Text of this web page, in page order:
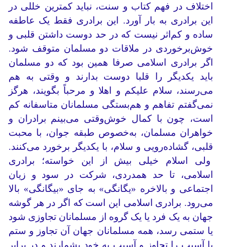
اختلاف در فهم کتاب و سنت، نباید کمترین خللی در
این برادری به بار آورد. این برادری فقط یک عاطفه
ساده و کم‌اثر نیست که در حد دوست داشتن قلبی و
خوش‌برخوردی در ملاقات دو مسلمان متوقف شود.
اگر برادری اسلامی صرفا همین بود که دو مسلمان
باید یکدیگر را قلبا دوست بدارند و وقتی به هم
می‌رسند، سلام علیکم و اهلا و مرحباً بگویند، هرگز
نمی‌گفتم تفاهم و هم‌بستگی مسلمانان متاسفانه کم
است، چون با کمال خوش‌وقتی می‌بینم برادران و
خواهران مسلمان، به‌خصوص طبقه جوان، با محبت
قلبی، گشاده‌رویی و سلام، با یکدیگر برخورد می‌کنند.
ولی اسلام خیلی بیش از این خواسته؛ برادری
اسلامی، تا حد همدردی، شرکت در سود و زیان
اجتماعی و بالاخره «یگانگی» به جای «بیگانگی» بالا
می‌رود. برادری اسلامی این است که اگر در هر گوشه
جهان به یک فرد یا یک گروه از مسلمانان تجاوزی شود
یا ستمی رسد، همه مسلمانان جهان آن تجاوز و ستم
یا آسیب را تجاوز و آسیب به خود بشمارند و در برابر